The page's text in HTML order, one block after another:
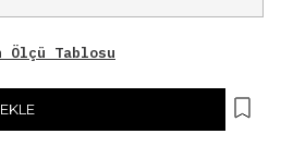
Ölçü Tablosu
EKLE